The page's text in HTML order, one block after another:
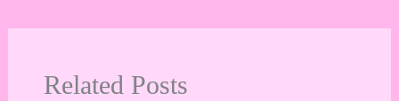
Related Posts